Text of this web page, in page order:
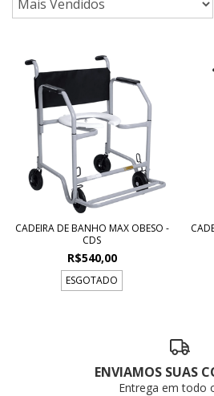
CADEIRA DE BANHO MAX OBESO -
CDS
R$540,00
ESGOTADO
ENVIAMOS SUAS
Entrega em todo